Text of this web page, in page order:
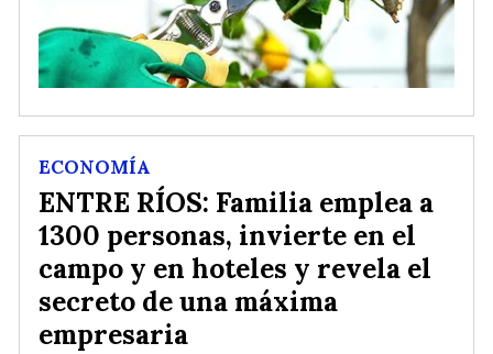
ENTRE RÍOS: Familia emplea a
1300 personas, invierte en el
campo y en hoteles y revela el
secreto de una máxima
empresaria
ECONOMÍA